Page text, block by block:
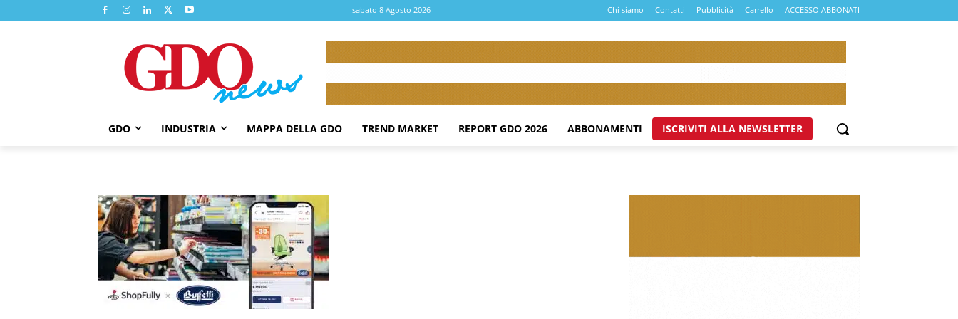
sabato 8 Agosto 2026 Chi siamo Contatti Pubblicità Carrello ACCESSO ABBONATI
GDO INDUSTRIA MAPPA DELLA GDO TREND MARKET REPORT GDO 2026 ABBONAMENTI ISCRIVITI ALLA NEWSLETTER